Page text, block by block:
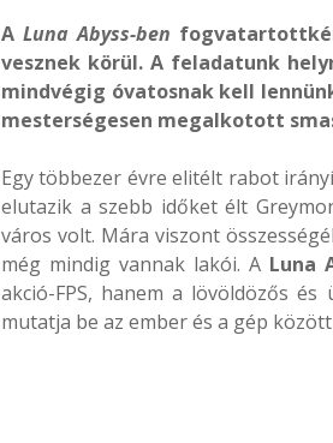
A Luna Abyss-ben
vesznek körül. A feladatunk
mindvégig óvatosnak kell
mesterségesen megalkotott
Egy többezer évre elitélt rabot
elutazik a szebb időket élt
város volt. Mára viszont
még mindig vannak lakói. A Luna
akció-FPS, hanem a lövöldözős
mutatja be az ember és a gép